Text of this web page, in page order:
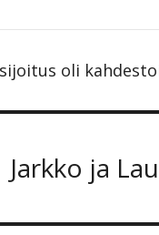
oli
Jarkko ja